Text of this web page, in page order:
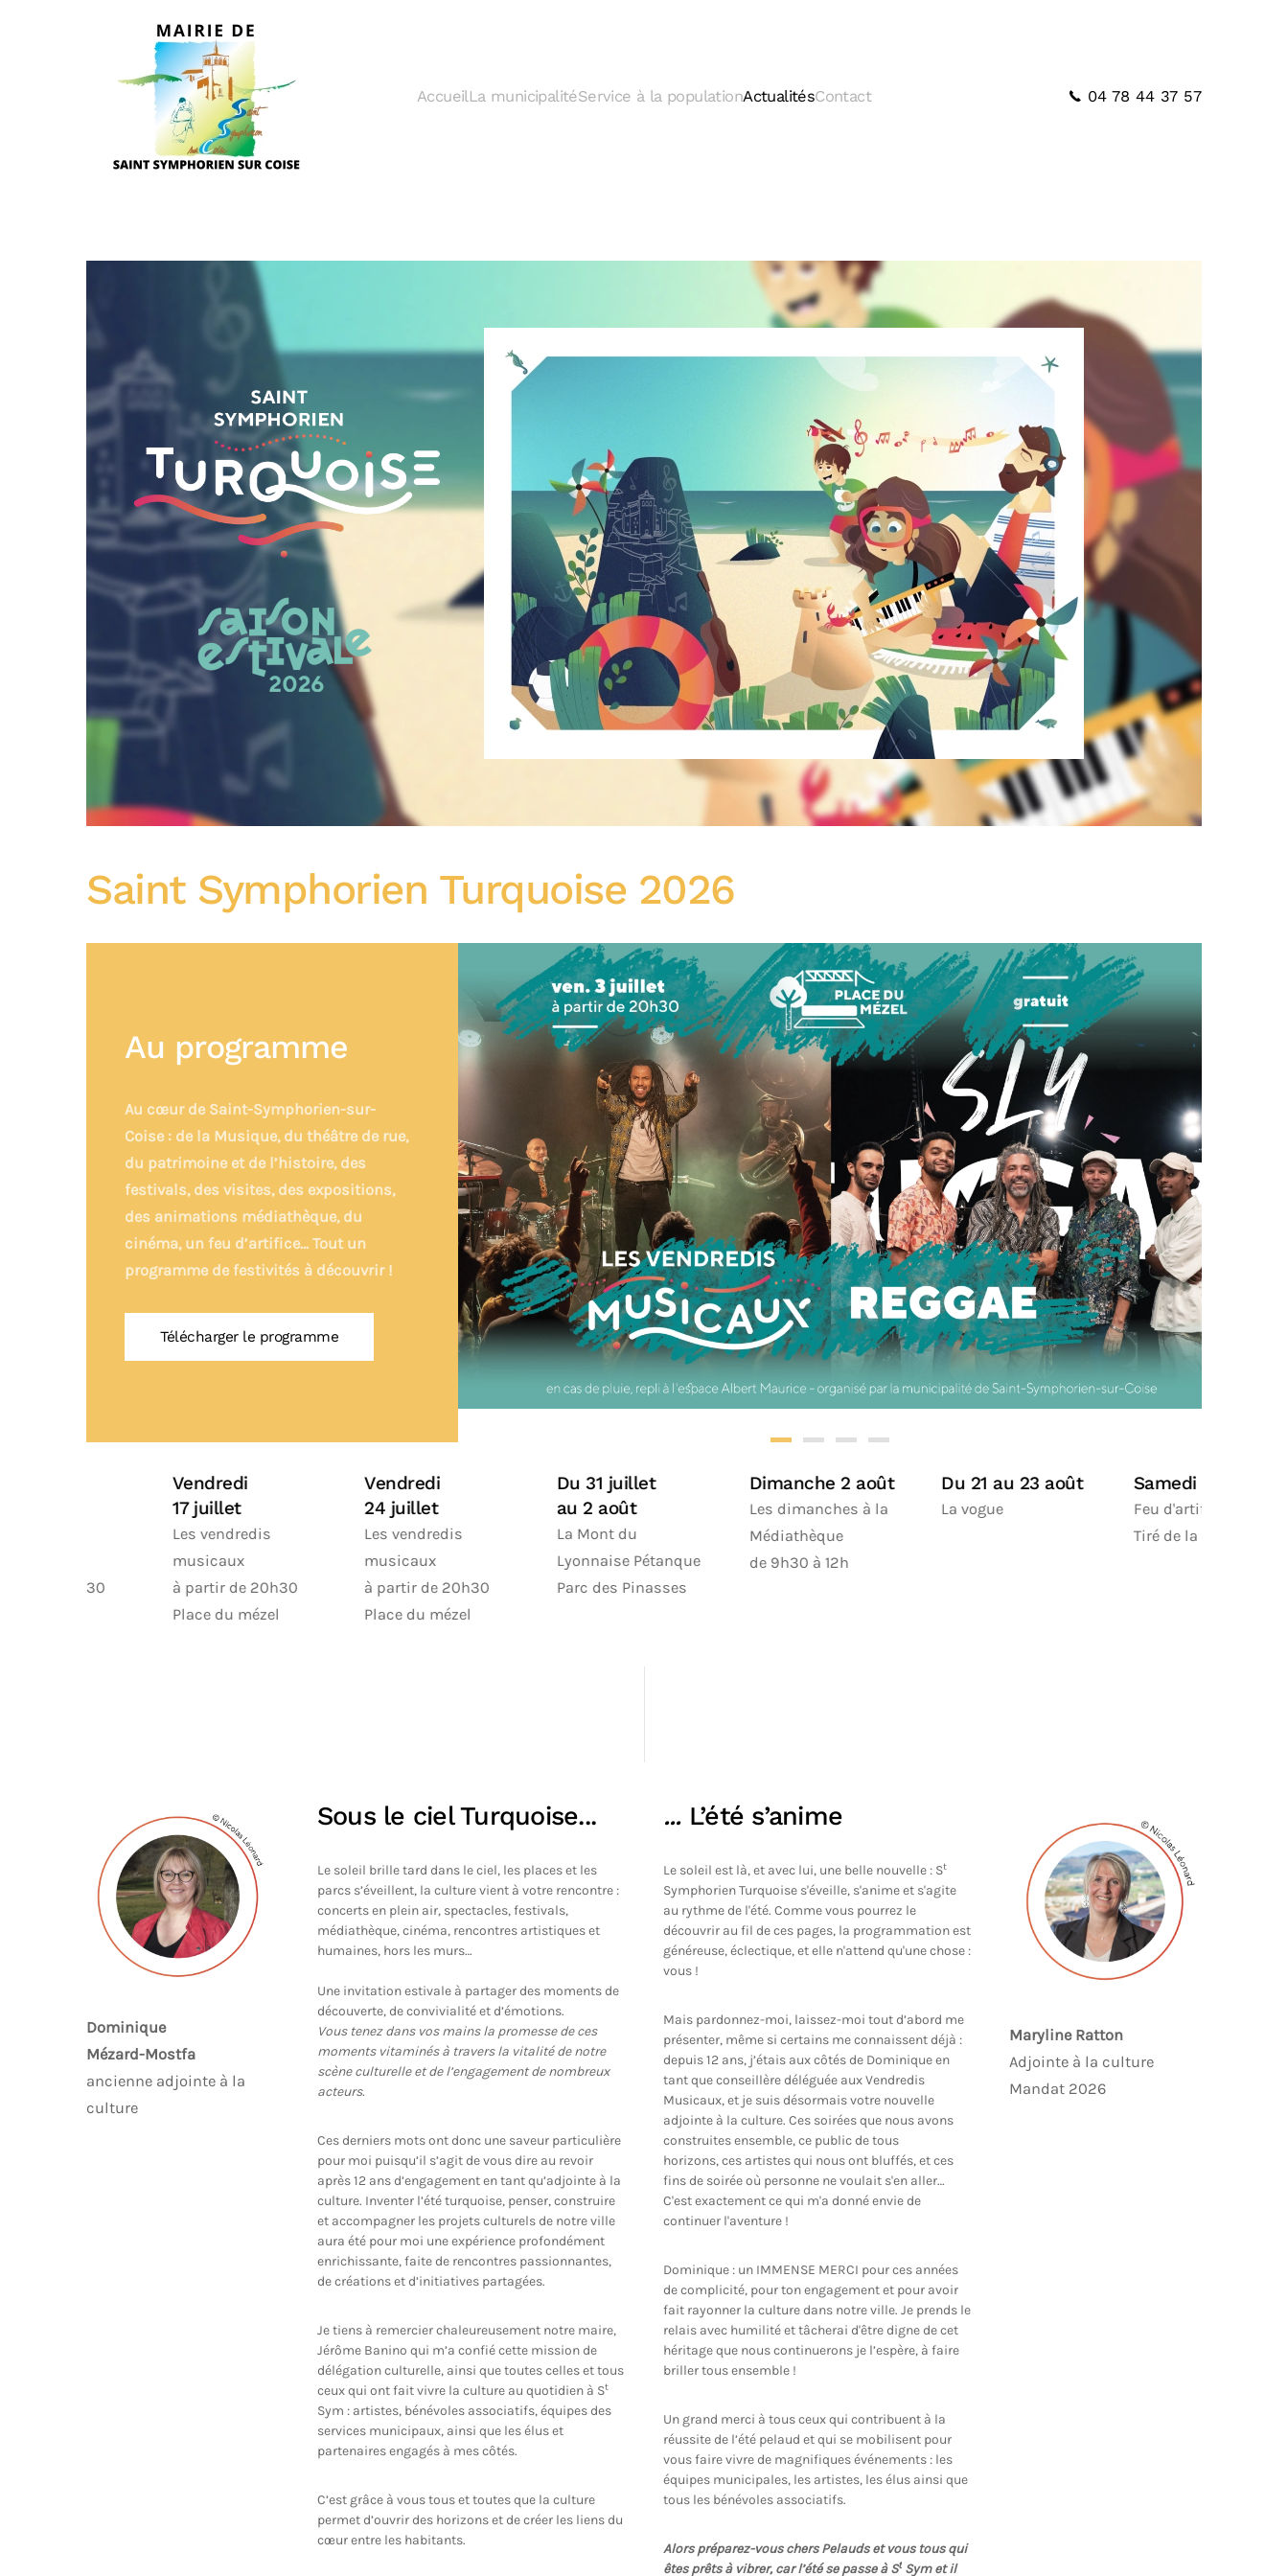
Skip to main content
AccueilLa municipalitéService à la populationActualitésContact 04 78 44 37 57
Saint Symphorien Turquoise 2026
Au programme
Au cœur de Saint-Symphorien-sur-
Coise : de la Musique, du théâtre de rue,
du patrimoine et de l’histoire, des
festivals, des visites, des expositions,
des animations médiathèque, du
cinéma, un feu d’artifice… Tout un
programme de festivités à découvrir !
Télécharger le programme
Les vendredis
à partir de 20h30
Place du mézel
Du 31 juillet
Lyonnaise Pétanque
Parc des Pinasses
Dimanche 2 août
Les dimanches à la
Médiathèque
de 9h30 à 12h
Du 21 au 23 août Samedi 22 août
Feu d'artifice
Du 29 au 30 août
Festival M'art in the
Dominique
Mézard-Mostfa
ancienne adjointe à la
culture
Sous le ciel Turquoise...
Le soleil brille tard dans le ciel, les places et les
parcs s’éveillent, la culture vient à votre rencontre :
concerts en plein air, spectacles, festivals,
médiathèque, cinéma, rencontres artistiques et
humaines, hors les murs…
Une invitation estivale à partager des moments de
découverte, de convivialité et d’émotions.
Vous tenez dans vos mains la promesse de ces
moments vitaminés à travers la vitalité de notre
scène culturelle et de l’engagement de nombreux
acteurs.
Ces derniers mots ont donc une saveur particulière
pour moi puisqu’il s’agit de vous dire au revoir
après 12 ans d’engagement en tant qu’adjointe à la
culture. Inventer l’été turquoise, penser, construire
et accompagner les projets culturels de notre ville
aura été pour moi une expérience profondément
enrichissante, faite de rencontres passionnantes,
de créations et d’initiatives partagées.
Je tiens à remercier chaleureusement notre maire,
Jérôme Banino qui m’a confié cette mission de
délégation culturelle, ainsi que toutes celles et tous
ceux qui ont fait vivre la culture au quotidien à St
Sym : artistes, bénévoles associatifs, équipes des
services municipaux, ainsi que les élus et
partenaires engagés à mes côtés.
C’est grâce à vous tous et toutes que la culture
permet d’ouvrir des horizons et de créer les liens du
cœur entre les habitants.
... L’été s’anime
Le soleil est là, et avec lui, une belle nouvelle : St
Symphorien Turquoise s'éveille, s'anime et s'agite
au rythme de l'été. Comme vous pourrez le
découvrir au fil de ces pages, la programmation est
généreuse, éclectique, et elle n'attend qu'une chose :
vous !
Mais pardonnez-moi, laissez-moi tout d’abord me
présenter, même si certains me connaissent déjà :
depuis 12 ans, j’étais aux côtés de Dominique en
tant que conseillère déléguée aux Vendredis
Musicaux, et je suis désormais votre nouvelle
adjointe à la culture. Ces soirées que nous avons
construites ensemble, ce public de tous
horizons, ces artistes qui nous ont bluffés, et ces
fins de soirée où personne ne voulait s'en aller…
C'est exactement ce qui m'a donné envie de
continuer l'aventure !
Dominique : un IMMENSE MERCI pour ces années
de complicité, pour ton engagement et pour avoir
fait rayonner la culture dans notre ville. Je prends le
relais avec humilité et tâcherai d'être digne de cet
héritage que nous continuerons je l’espère, à faire
briller tous ensemble !
Un grand merci à tous ceux qui contribuent à la
réussite de l’été pelaud et qui se mobilisent pour
vous faire vivre de magnifiques événements : les
équipes municipales, les artistes, les élus ainsi que
tous les bénévoles associatifs.
Alors préparez-vous chers Pelauds et vous tous qui
êtes prêts à vibrer, car l’été se passe à StSym et il
Maryline Ratton
Adjointe à la culture
Mandat 2026